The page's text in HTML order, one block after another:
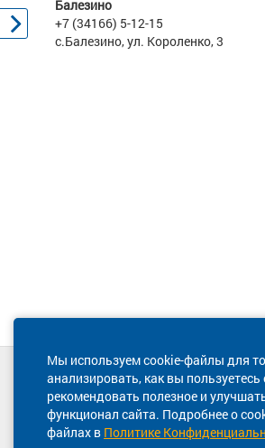
Балезино
+7 (34166) 5-12-15
с.Балезино, ул. Короленко, 3
Мы используем cookie-файлы для
анализировать, как вы пользуетесь
рекомендовать полезное и
функционал сайта. Подробнее о
файлах в Политике
Техническая поддержка
8 800 600-03-